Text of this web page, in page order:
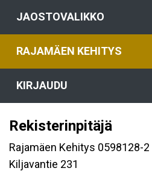
JAOSTOVALIKKO
RAJAMÄEN KEHITYS
KIRJAUDU
Rekisterinpitäjä
Rajamäen Kehitys 0598128-2
Kiljavantie 231